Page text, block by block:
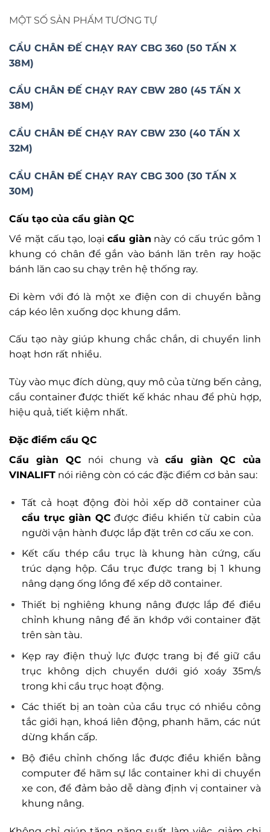
MỘT SỐ SẢN PHẨM TƯƠNG TỰ
CẨU CHÂN ĐẾ CHẠY RAY CBG 360 (50 TẤN X
38M)
CẨU CHÂN ĐẾ CHẠY RAY CBW 280 (45 TẤN X
38M)
CẨU CHÂN ĐẾ CHẠY RAY CBW 230 (40 TẤN X
32M)
CẨU CHÂN ĐẾ CHẠY RAY CBG 300 (30 TẤN X
30M)
Cấu tạo của cẩu giàn QC
Về mặt cấu tạo, loại cẩu giàn này có cấu trúc gồm 1
khung có chân để gắn vào bánh lăn trên ray hoặc
bánh lăn cao su chạy trên hệ thống ray.
Đi kèm với đó là một xe điện con di chuyển bằng
cáp kéo lên xuống dọc khung dầm.
Cấu tạo này giúp khung chắc chắn, di chuyển linh
hoạt hơn rất nhiều.
Tùy vào mục đích dùng, quy mô của từng bến cảng,
cẩu container được thiết kế khác nhau để phù hợp,
hiệu quả, tiết kiệm nhất.
Đặc điểm cẩu QC
Cẩu giàn QC nói chung vàcẩu giàn QC của
VINALIFT nói riêng còn có các đặc điểm cơ bản sau:
Tất cả hoạt động đòi hỏi xếp dỡ container của
cầu trục giàn QC được điều khiển từ cabin của
người vận hành được lắp đặt trên cơ cấu xe con.
Kết cấu thép cầu trục là khung hàn cứng, cấu
trúc dạng hộp. Cầu trục được trang bị 1 khung
nâng dạng ống lồng để xếp dỡ container.
Thiết bị nghiêng khung nâng được lắp để điều
chỉnh khung nâng để ăn khớp với container đặt
trên sàn tàu.
Kẹp ray điện thuỷ lực được trang bị để giữ cầu
trục không dịch chuyển dưới gió xoáy 35m/s
trong khi cầu trục hoạt động.
Các thiết bị an toàn của cầu trục có nhiều công
tắc giới hạn, khoá liên động, phanh hãm, các nút
dừng khẩn cấp.
Bộ điều chỉnh chống lắc được điều khiển bằng
computer để hãm sự lắc container khi di chuyển
xe con, để đảm bảo dễ dàng định vị container và
khung nâng.